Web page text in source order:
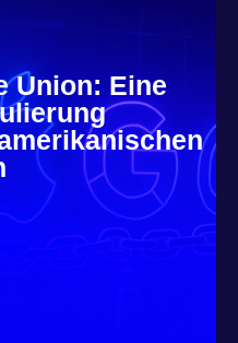
Union: Eine